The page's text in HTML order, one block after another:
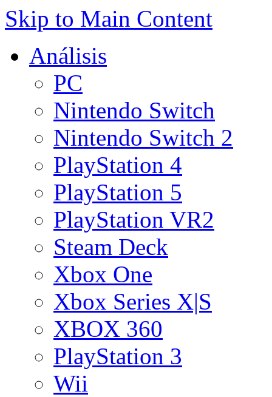
Skip to Main Content
Análisis
PC
Nintendo Switch
Nintendo Switch 2
PlayStation 4
PlayStation 5
PlayStation VR2
Steam Deck
Xbox One
Xbox Series X|S
XBOX 360
PlayStation 3
Wii